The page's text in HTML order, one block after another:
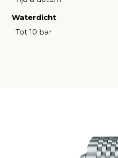
Waterdicht
Tot 10 bar